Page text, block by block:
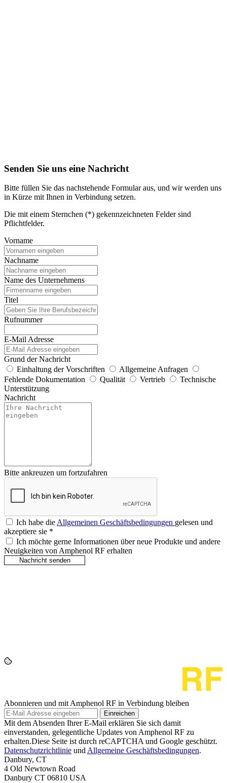
Senden Sie uns eine Nachricht
Bitte füllen Sie das nachstehende Formular aus, und wir werden uns
in Kürze mit Ihnen in Verbindung setzen.
Die mit einem Sternchen (*) gekennzeichneten Felder sind
Pflichtfelder.
Vorname
Nachname
Name des Unternehmens
Titel
Rufnummer
E-Mail Adresse
Grund der Nachricht
Einhaltung der Vorschriften
Allgemeine Anfragen
Fehlende Dokumentation
Qualität Vertrieb
Technische
Unterstützung
Nachricht
Bitte ankreuzen um fortzufahren
Ich habe dieAllgemeinen Geschäftsbedingungen gelesen und
akzeptiere sie *
Ich möchte gerne Informationen über neue Produkte und andere
Neuigkeiten von Amphenol RF erhalten
Abonnieren und mit Amphenol RF in Verbindung bleiben
Einreichen
Mit dem Absenden Ihrer E-Mail erklären Sie sich damit
einverstanden, gelegentliche Updates von Amphenol RF zu
erhalten.Diese Seite ist durch reCAPTCHA und Google geschützt.
Datenschutzrichtlinie und Allgemeine Geschäftsbedingungen.
Danbury, CT
4 Old Newtown Road
Danbury CT 06810 USA